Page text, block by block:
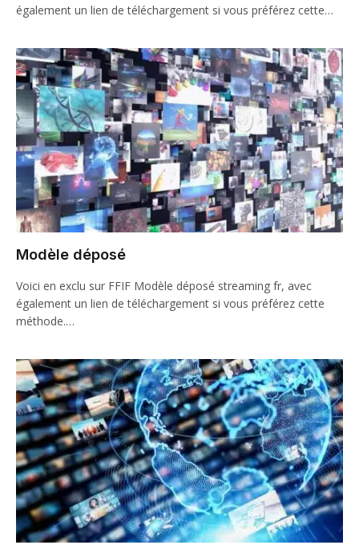
également un lien de téléchargement si vous préférez cette…
Modèle déposé
Voici en exclu sur FFIF Modèle déposé streaming fr, avec
également un lien de téléchargement si vous préférez cette
méthode.…